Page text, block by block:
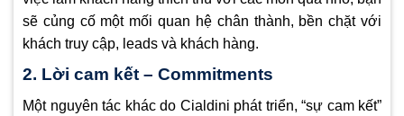
sẽ củng cố một mối quan hệ chân thành, bền chặt với
khách truy cập, leads và khách hàng.
2. Lời cam kết – Commitments
Một nguyên tác khác do Cialdini phát triển, “sự cam kết”